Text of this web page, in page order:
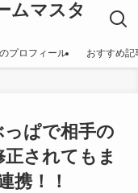
ムマスタ
プロフィール おすすめ記
ぱで相手の
されてもま
携！！